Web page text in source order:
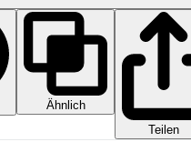
Ähnlich
Teilen